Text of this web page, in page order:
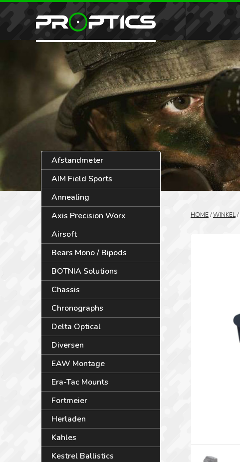
Afstandmeter
AIM Field Sports
Annealing
Axis Precision Worx
Airsoft
Bears Mono / Bipods
BOTNIA Solutions
Chassis
Chronographs
Delta Optical
Diversen
EAW Montage
Era-Tac Mounts
Fortmeier
Herladen
Kahles
Kestrel Ballistics
HOME/WINKEL/